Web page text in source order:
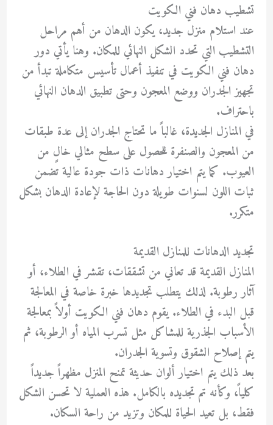
تشطيب دهان فني الكويت
عند استلام منزل جديد، يكون الدهان من أهم مراحل
التشطيب التي تحدد الشكل النهائي للمكان. وهنا يأتي دور
دهان فني الكويت في تنفيذ أعمال تأسيس متكاملة تبدأ من
تجهيز الجدران ووضع المعجون وحتى تطبيق الدهان النهائي
باحتراف.
في المنازل الجديدة، غالباً ما تحتاج الجدران إلى عدة طبقات
من المعجون والصنفرة للحصول على سطح مثالي خالٍ من
العيوب. كما يتم اختيار دهانات ذات جودة عالية تضمن
ثبات اللون لسنوات طويلة دون الحاجة لإعادة الدهان بشكل
متكرر.
تجديد الدهانات للمنازل القديمة
المنازل القديمة قد تعاني من تشققات، تقشر في الطلاء، أو
آثار رطوبة. لذلك يتطلب تجديدها خبرة خاصة في المعالجة
قبل البدء في الطلاء. يقوم دهان فني الكويت أولاً بمعالجة
الأسباب الجذرية للمشاكل مثل تسرب المياه أو الرطوبة، ثم
يتم إصلاح الشقوق وتسوية الجدران.
بعد ذلك يتم اختيار ألوان حديثة تمنح المنزل مظهراً جديداً
كلياً، وكأنه تم تجديده بالكامل. هذه العملية لا تحسن الشكل
فقط، بل تعيد الحياة للمكان وتزيد من راحة السكان.